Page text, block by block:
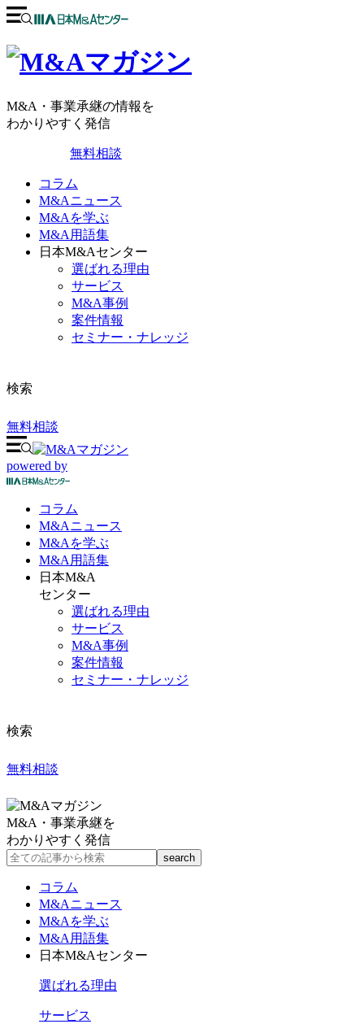
M&A・事業承継の情報を
わかりやすく発信
無料相談
コラム
M&Aニュース
M&Aを学ぶ
M&A用語集
日本M&Aセンター
選ばれる理由
サービス
M&A事例
案件情報
セミナー・ナレッジ
検索
無料相談
powered by
コラム
M&Aニュース
M&Aを学ぶ
M&A 用語集
日本M&A
センター
選ばれる理由
サービス
M&A事例
案件情報
セミナー・ナレッジ
検索
無料相談
M&A・事業承継を
わかりやすく発信
コラム
M&Aニュース
M&Aを学ぶ
M&A用語集
日本M&Aセンター
選ばれる理由
サービス